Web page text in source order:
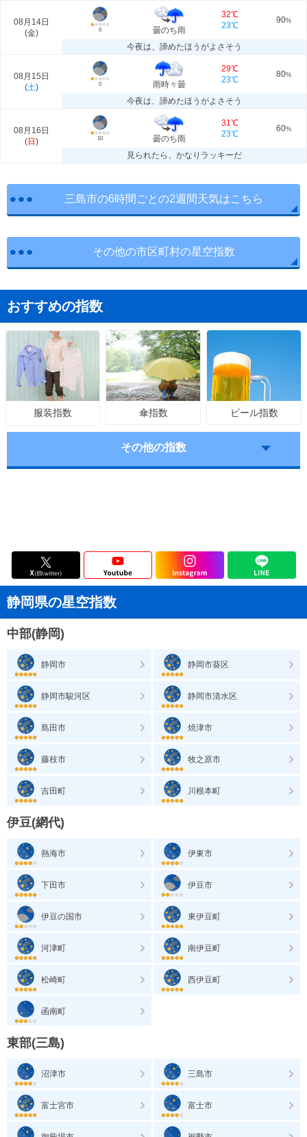
08月14日
(金) 0 曇のち雨
32℃
23℃
90%
今夜は、諦めたほうがよさそう
08月15日
(土) 0 雨時々曇
29℃
23℃
80%
今夜は、諦めたほうがよさそう
08月16日
(日 ) 10 曇のち雨
31℃
23℃
60%
見られたら、かなりラッキーだ
三島市の6時間ごとの2週間天気はこちら
その他の市区町村の星空指数
おすすめの指数
服装指数 傘指数 ビール指数
その他の指数
静岡県の星空指数
中部(静岡)
静岡市 静岡市葵区
静岡市駿河区 静岡市清水区
島田市 焼津市
藤枝市 牧之原市
吉田町 川根本町
伊豆(網代)
熱海市 伊東市
下田市 伊豆市
伊豆の国市 東伊豆町
河津町 南伊豆町
松崎町 西伊豆町
函南町
東部(三島)
沼津市 三島市
富士宮市 富士市